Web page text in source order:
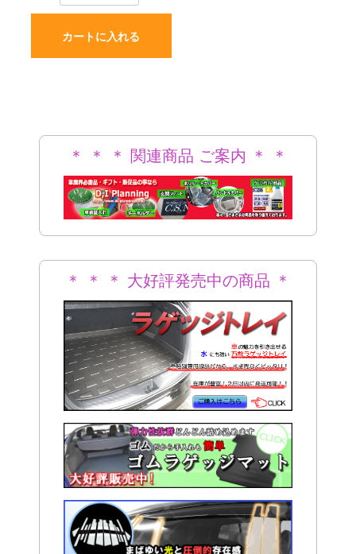
カートに入れる
＊ ＊ ＊ 関連商品 ご案内 ＊ ＊
＊
＊ ＊ ＊ 大好評発売中の商品 ＊
＊ ＊